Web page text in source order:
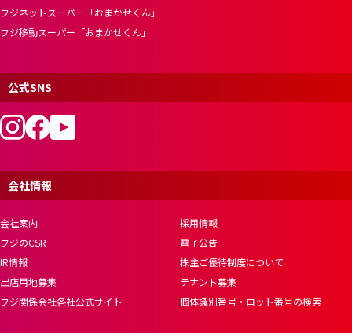
フジネットスーパー「おまかせくん」
フジ移動スーパー「おまかせくん」
公式SNS
会社情報
会社案内
採用情報
フジのCSR
電子公告
IR情報
株主ご優待制度について
出店用地募集
テナント募集
フジ関係会社各社公式サイト
個体識別番号・ロット番号の検索